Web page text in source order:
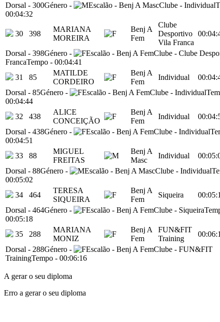
Dorsal - 300Género - Escalão - Benj A MascClube - Individual
00:04:32
30 398
MARIANA
MOREIRA
Benj A
Fem
Clube
Desportivo
Vila Franca
Dorsal - 398Género - Escalão - Benj A FemClube - Clube
FrancaTempo - 00:04:41
31
85
MATILDE
CORDEIRO
Benj A
Fem
Individual
Dorsal - 85Género - Escalão - Benj A FemClube - Individual
00:04:44
32
438
ALICE
CONCEIÇÃO
Benj A
Fem
Individual
Dorsal - 438Género - Escalão - Benj A FemClube - Individual
00:04:51
33
88
MIGUEL
FREITAS
Benj A
Masc
Individual
Dorsal - 88Género - Escalão - Benj A MascClube - Individual
00:05:02
34
464
TERESA
SIQUEIRA
Benj A
Fem
Siqueira
Dorsal - 464Género - Escalão - Benj A FemClube - Siqueira
00:05:18
35
288
MARIANA
MONIZ
Benj A
Fem
FUN&FIT
Training
Dorsal - 288Género - Escalão - Benj A FemClube - FUN&FIT
TrainingTempo - 00:06:16
A gerar o seu diploma
Erro a gerar o seu diploma